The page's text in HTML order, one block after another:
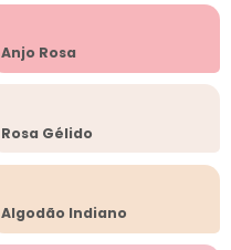
Anjo Rosa
Rosa Gélido
Algodão Indiano